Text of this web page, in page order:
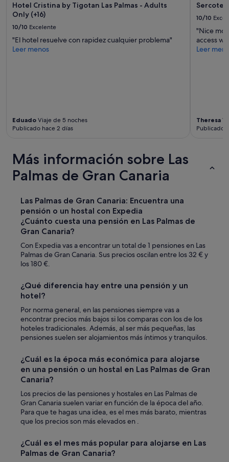
Hotel Cristina by Tigotan Las Palmas - Adults
Only (+16)
10/10 Excelente
"El hotel resuelve con rapidez cualquier problema"
Leer menos
Eduado Viaje de 5 noches
Publicado hace 2 días
Sercotel
10/10
"Nice
access
Leer
Theresa
Publicado
Más información sobre Las
Palmas de Gran Canaria
Las Palmas de Gran Canaria: Encuentra una
pensión o un hostal con Expedia
¿Cuánto cuesta una pensión en Las Palmas de
Gran Canaria?
Con Expedia vas a encontrar un total de 1 pensiones en Las
Palmas de Gran Canaria. Sus precios oscilan entre los 32 € y
los 180 €.
¿Qué diferencia hay entre una pensión y un
hotel?
Por norma general, en las pensiones siempre vas a
encontrar precios más bajos si los comparas con los de los
hoteles tradicionales. Además, al ser más pequeñas, las
pensiones suelen ser alojamientos más íntimos y tranquilos.
¿Cuál es la época más económica para alojarse
en una pensión o un hostal en Las Palmas de Gran
Canaria?
Los precios de las pensiones y hostales en Las Palmas de
Gran Canaria suelen variar en función de la época del año.
Para que te hagas una idea, es el mes más barato, mientras
que los precios son más elevados en .
¿Cuál es el mes más popular para alojarse en Las
Palmas de Gran Canaria?